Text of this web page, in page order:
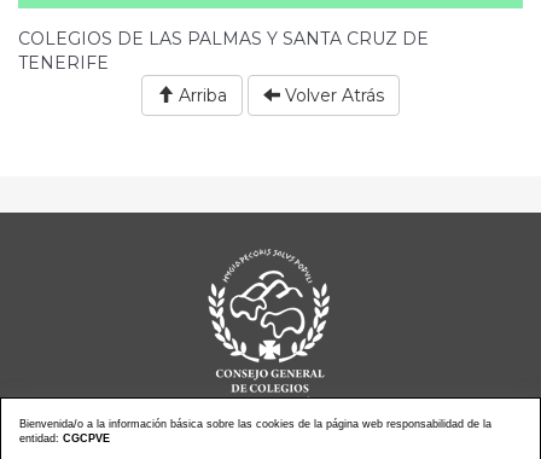
COLEGIOS DE LAS PALMAS Y SANTA CRUZ DE
TENERIFE
Arriba
Volver Atrás
Bienvenida/o a la información básica sobre las cookies de la página web responsabilidad de la
entidad: CGCPVE